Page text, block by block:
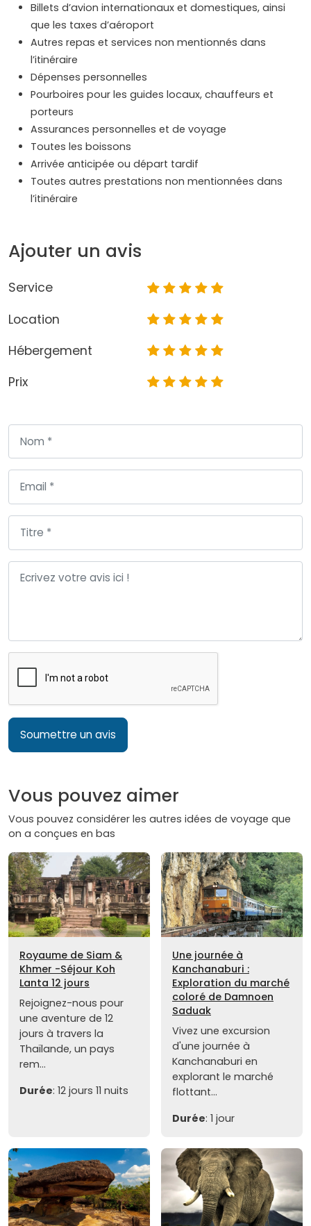
Billets d’avion internationaux et domestiques, ainsi
que les taxes d’aéroport
Autres repas et services non mentionnés dans
l’itinéraire
Dépenses personnelles
Pourboires pour les guides locaux, chauffeurs et
porteurs
Assurances personnelles et de voyage
Toutes les boissons
Arrivée anticipée ou départ tardif
Toutes autres prestations non mentionnées dans
l’itinéraire
Ajouter un avis
Service
Location
Hébergement
Prix
Soumettre un avis
Vous pouvez aimer
Vous pouvez considérer les autres idées de voyage que
on a conçues en bas
Royaume de Siam &
Khmer -Séjour Koh
Lanta 12 jours
Rejoignez-nous pour
une aventure de 12
jours à travers la
Thaïlande, un pays
rem...
Durée: 12 jours 11 nuits
Une journée à
Kanchanaburi :
Exploration du marché
coloré de Damnoen
Saduak
Vivez une excursion
d'une journée à
Kanchanaburi en
explorant le marché
flottant...
Durée: 1 jour